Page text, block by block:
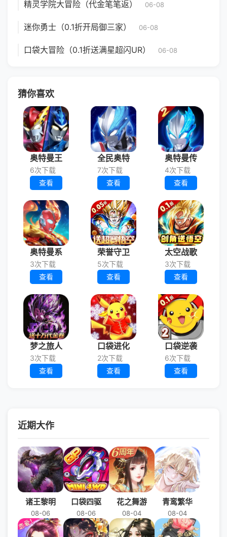
精灵学院大冒险（代金笔笔返） 06-08
迷你勇士（0.1折开局御三家） 06-08
口袋大冒险（0.1折送满星超闪UR） 06-08
猜你喜欢
奥特曼王
6次下载
查看
全民奥特
7次下载
查看
奥特曼传
4次下载
查看
奥特曼系
3次下载
查看
荣誉守卫
5次下载
查看
太空战歌
3次下载
查看
梦之旅人
3次下载
查看
口袋进化
2次下载
查看
口袋逆袭
6次下载
查看
近期大作
诸王黎明
08-06
口袋四驱
08-06
花之舞游
08-04
青鸾繁华
08-04